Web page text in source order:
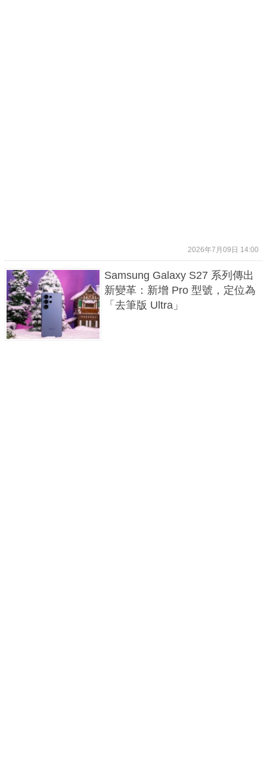
2026年7月09日 14:00
Samsung Galaxy S27 系列傳出
新變革：新增 Pro 型號，定位為
「去筆版 Ultra」